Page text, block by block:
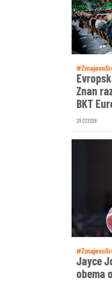
Znan
BKT
29.07.2026
Jayce
obema